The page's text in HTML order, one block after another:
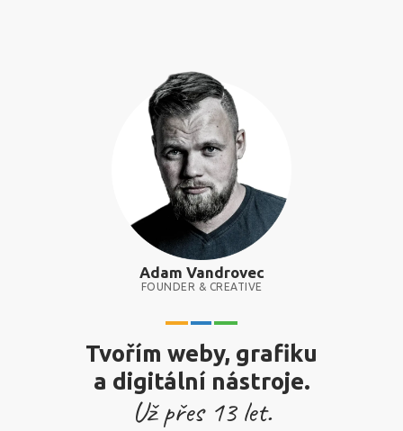
Adam Vandrovec
FOUNDER & CREATIVE
Tvořím weby, grafiku
a digitální nástroje.
Už přes 13let.